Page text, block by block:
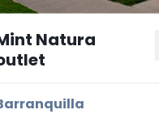
Natura